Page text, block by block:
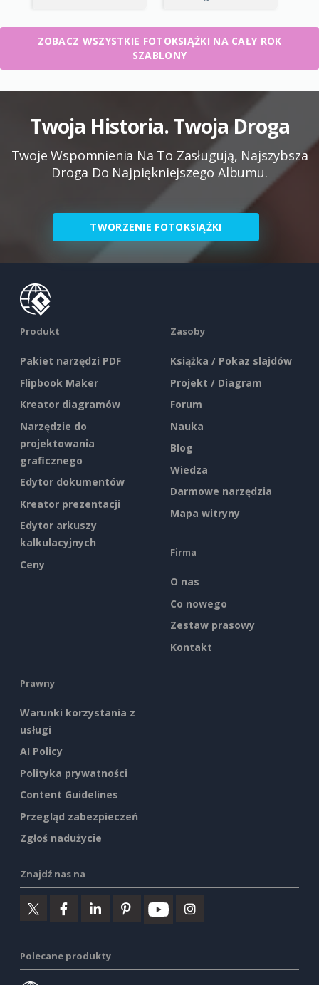
ZOBACZ WSZYSTKIE FOTOKSIĄŻKI NA CAŁY ROK
SZABLONY
Twoja Historia. Twoja Droga
Twoje Wspomnienia Na To Zasługują, Najszybsza
Droga Do Najpiękniejszego Albumu.
TWORZENIE FOTOKSIĄŻKI
Produkt
Pakiet narzędzi PDF
Flipbook Maker
Kreator diagramów
Narzędzie do
projektowania
graficznego
Edytor dokumentów
Kreator prezentacji
Edytor arkuszy
kalkulacyjnych
Ceny
Zasoby
Książka / Pokaz slajdów
Projekt / Diagram
Forum
Nauka
Blog
Wiedza
Darmowe narzędzia
Mapa witryny
Firma
O nas
Co nowego
Zestaw prasowy
Kontakt
Prawny
Warunki korzystania z
usługi
AI Policy
Polityka prywatności
Content Guidelines
Przegląd zabezpieczeń
Zgłoś nadużycie
Znajdź nas na
Polecane produkty